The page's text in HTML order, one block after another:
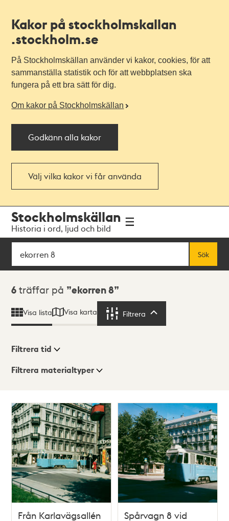
Kakor på stockholmskallan
.stockholm.se
På Stockholmskällan använder vi kakor, cookies, för att
sammanställa statistik och för att webbplatsen ska
fungera på ett bra sätt för dig.
Om kakor på Stockholmskällan
Godkänn alla kakor
Välj vilka kakor vi får använda
navigationen
huvudinnehållet
Stockholmskällan
Historia i ord, ljud och bild
Sök
Sök
Sökresultat
6 träffar på ekorren 8
Visa lista Visa karta Filtrera
Visningsläge
Lista
Karta
Filtrera tid
Filtrera materialtyper
träffar
Från Karlavägsallén
Spårvagn 8 vid